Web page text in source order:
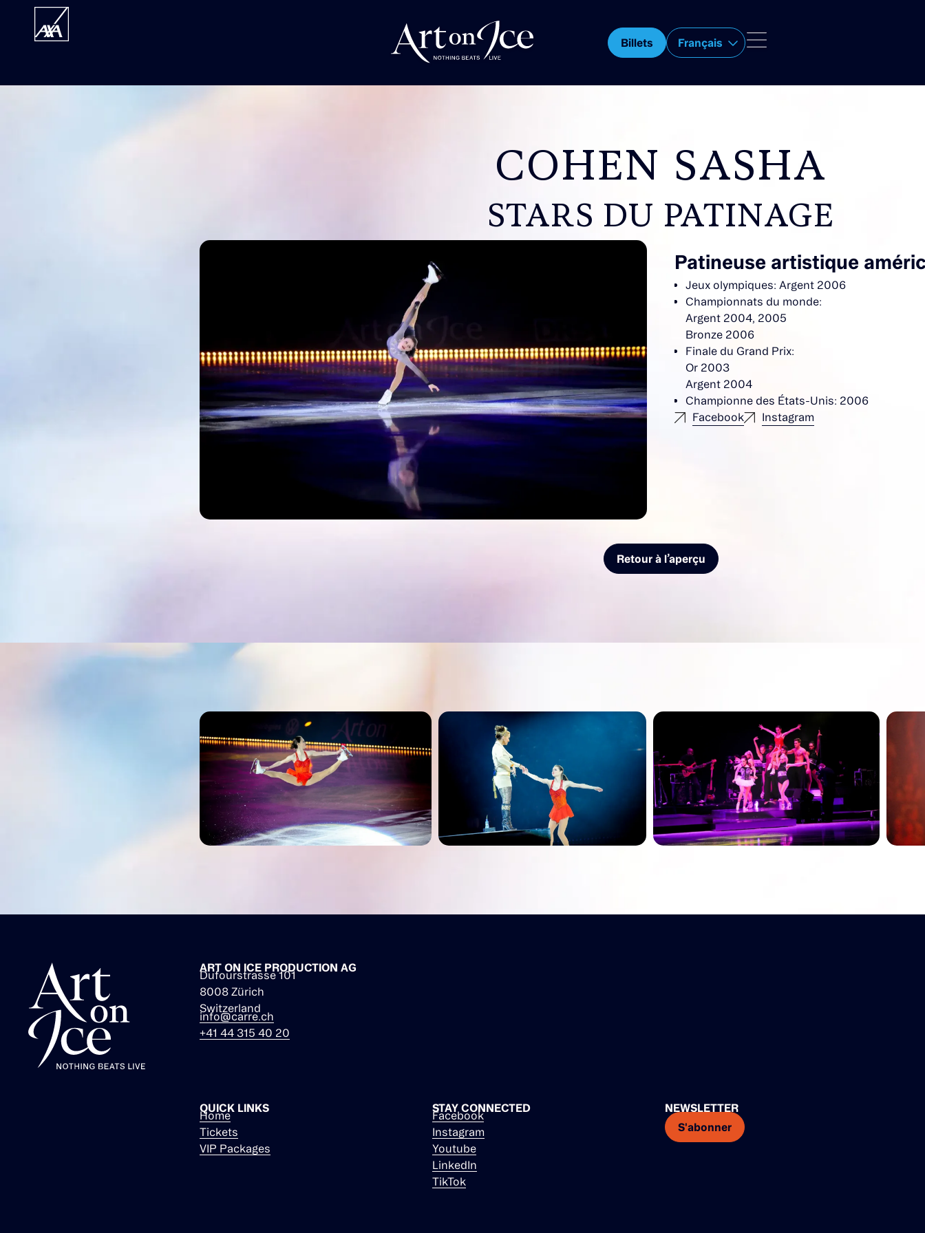
Billets Français
COHEN SASHA
STARS DU PATINAGE
Patineuse artistique
Jeux olympiques: Argent 2006
Championnats du monde:
Argent 2004, 2005
Bronze 2006
Finale du Grand Prix:
Or 2003
Argent 2004
Championne des États-Unis: 2006
Facebook
Instagram
Retour à l’aperçu
ART ON ICE PRODUCTION AG
Dufourstrasse 101
8008 Zürich
Switzerland
info@carre.ch
+41 44 315 40 20
QUICK LINKS
Home
Tickets
VIP Packages
STAY CONNECTED
Facebook
Instagram
Youtube
LinkedIn
TikTok
NEWSLETTER
S'abonner